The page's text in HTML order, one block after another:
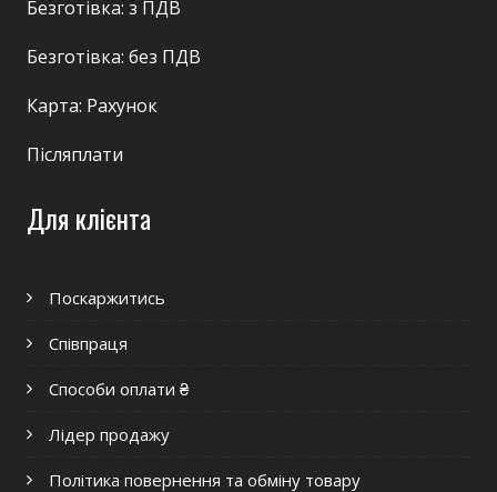
Безготівка: з ПДВ
Безготівка: без ПДВ
Карта: Рахунок
Післяплати
Для клієнта
Поскаржитись
Співпраця
Способи оплати ₴
Лідер продажу
Політика повернення та обміну товару